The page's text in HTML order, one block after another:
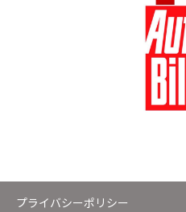
プライバシーポリシー